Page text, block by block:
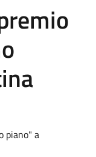
piano" a